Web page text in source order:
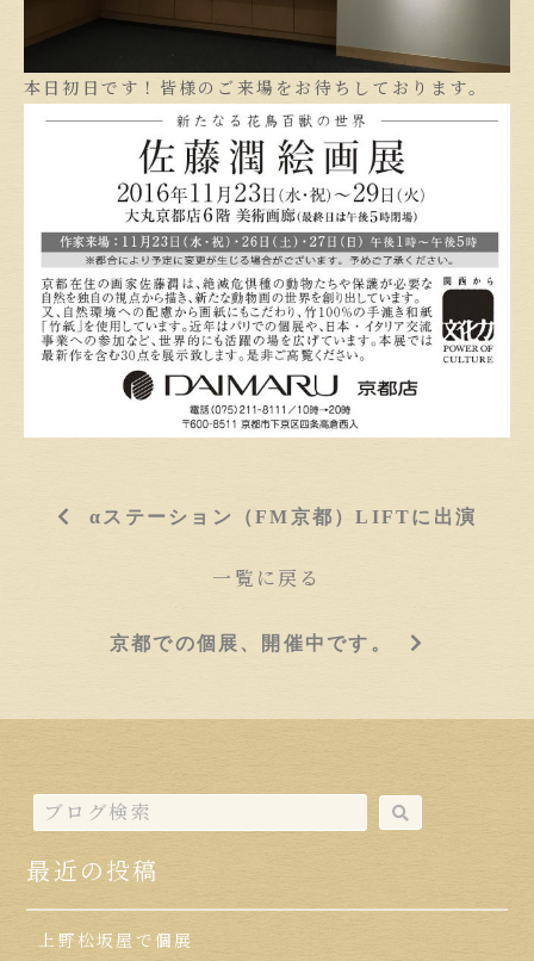
本日初日です！皆様のご来場をお待ちしております。
αステーション（FM京都）LIFTに出演
一覧に戻る
京都での個展、開催中です。
最近の投稿
上野松坂屋で個展